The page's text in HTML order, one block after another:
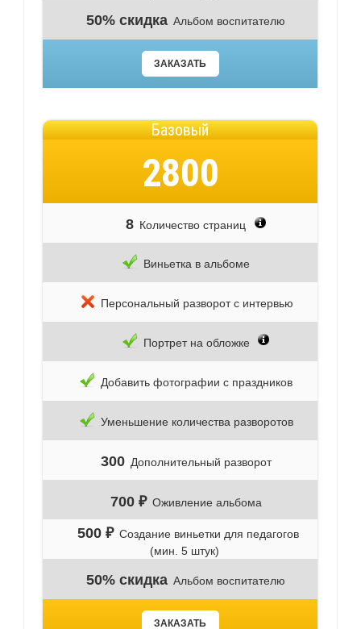
50% скидка Альбом воспитателю
ЗАКАЗАТЬ
Базовый
2800
8 Количество страниц
Виньетка в альбоме
Персональный разворот с интервью
Портрет на обложке
Добавить фотографии с праздников
Уменьшение количества разворотов
300 Дополнительный разворот
700 ₽ Оживление альбома
500 ₽ Создание виньетки для педагогов
(мин. 5 штук)
50% скидка Альбом воспитателю
ЗАКАЗАТЬ